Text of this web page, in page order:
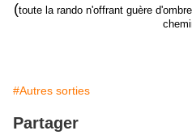
(toute la rando n'offrant guère
#Autres sorties
Partager